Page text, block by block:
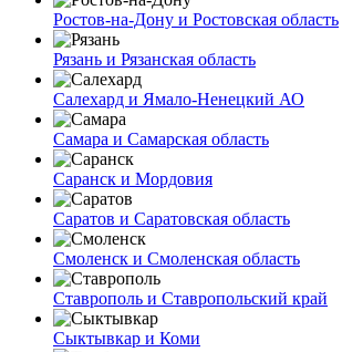
Ростов-на-Дону и Ростовская область
Рязань и Рязанская область
Салехард и Ямало-Ненецкий АО
Самара и Самарская область
Саранск и Мордовия
Саратов и Саратовская область
Смоленск и Смоленская область
Ставрополь и Ставропольский край
Сыктывкар и Коми